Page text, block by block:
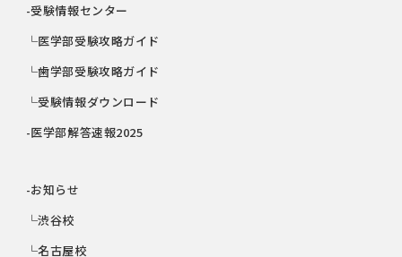
-受験情報センター
└医学部受験攻略ガイド
└歯学部受験攻略ガイド
└受験情報ダウンロード
-医学部解答速報2025
-お知らせ
└渋谷校
└名古屋校